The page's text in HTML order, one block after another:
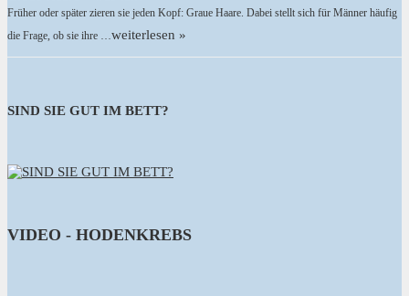
Früher oder später zieren sie jeden Kopf: Graue Haare. Dabei stellt sich für Männer häufig
die Frage, ob sie ihre …weiterlesen »
SIND SIE GUT IM BETT?
VIDEO - HODENKREBS